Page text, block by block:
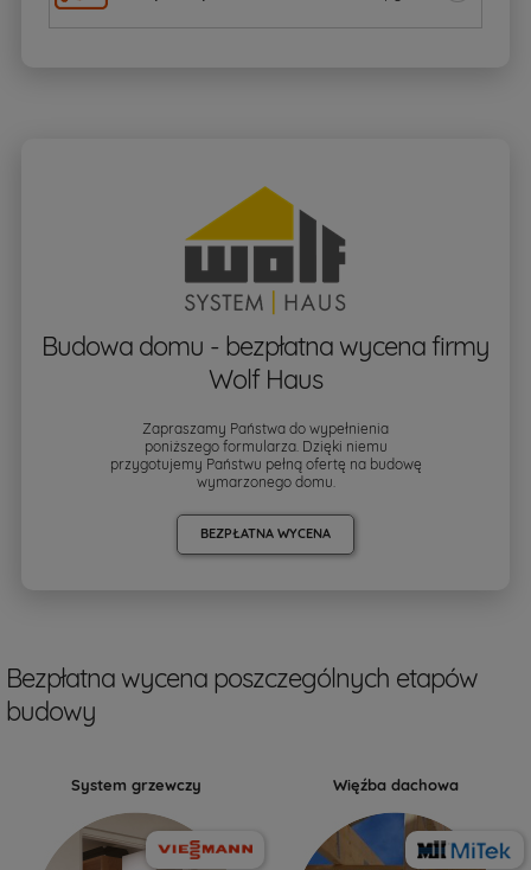
Budowa domu - bezpłatna wycena firmy
Wolf Haus
Zapraszamy Państwa do wypełnienia
poniższego formularza. Dzięki niemu
przygotujemy Państwu pełną ofertę na budowę
wymarzonego domu.
BEZPŁATNA WYCENA
Bezpłatna wycena poszczególnych etapów
budowy
System grzewczy Więźba dachowa